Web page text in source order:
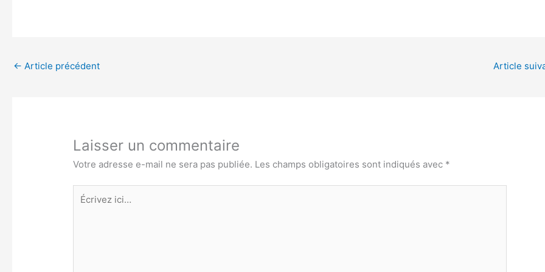
← Article précédent Article
Laisser un commentaire
Votre adresse e-mail ne sera pas publiée. Les champs obligatoires sont indiqués avec *
Écrivez
ici…